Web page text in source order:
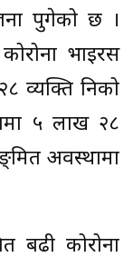
पुगेको छ ।
भाइरस
व्यक्ति निको
५ लाख २८
अवस्थामा
बढी कोरोना